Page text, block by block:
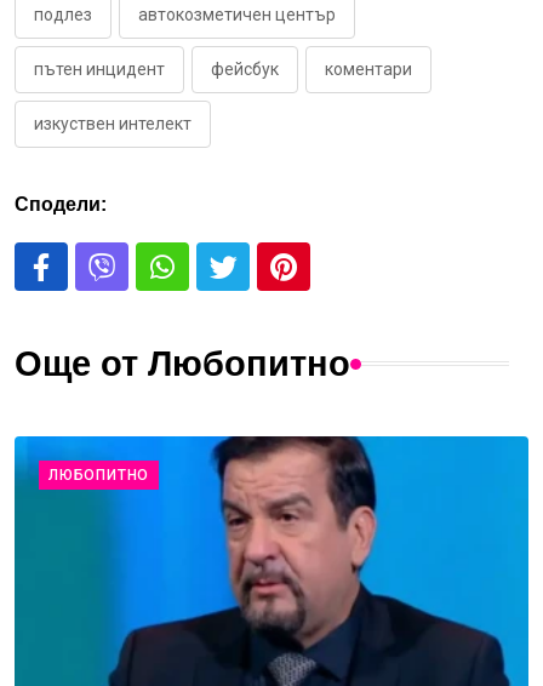
подлез автокозметичен център
пътен инцидент фейсбук коментари
изкуствен интелект
Сподели:
Още от Любопитно
ЛЮБОПИТНО